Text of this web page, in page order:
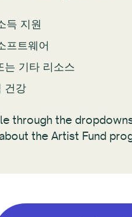
득 지원
프트웨어
는 기타 리소스
건강
through the
the Artist Fund